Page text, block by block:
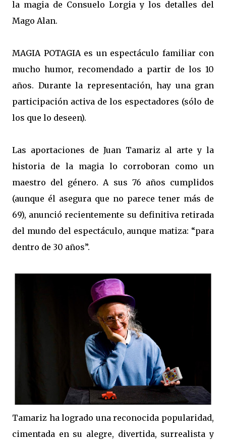
la magia de Consuelo Lorgia y los detalles del
Mago Alan.
MAGIA POTAGIA es un espectáculo familiar con
mucho humor, recomendado a partir de los 10
años. Durante la representación, hay una gran
participación activa de los espectadores (sólo de
los que lo deseen).
Las aportaciones de Juan Tamariz al arte y la
historia de la magia lo corroboran como un
maestro del género. A sus 76 años cumplidos
(aunque él asegura que no parece tener más de
69), anunció recientemente su definitiva retirada
del mundo del espectáculo, aunque matiza: “para
dentro de 30 años”.
Tamariz ha logrado una reconocida popularidad,
cimentada en su alegre, divertida, surrealista y